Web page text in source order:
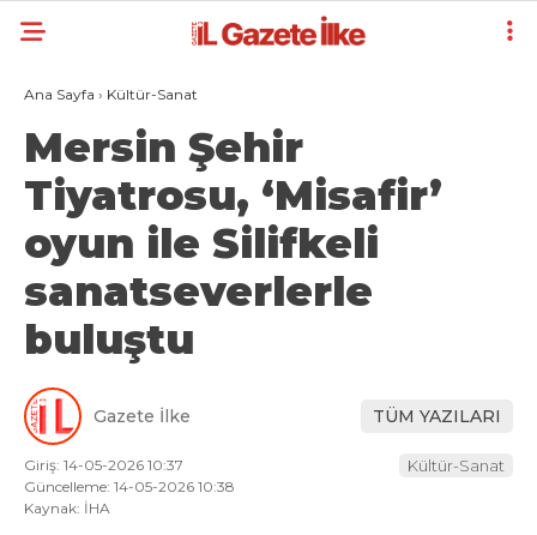
Ana Sayfa › Kültür-Sanat
Mersin Şehir
Tiyatrosu, ‘Misafir’
oyun ile Silifkeli
sanatseverlerle
buluştu
Gazete İlke TÜM YAZILARI
Giriş: 14-05-2026 10:37
Güncelleme: 14-05-2026 10:38
Kaynak: İHA
Kültür-Sanat